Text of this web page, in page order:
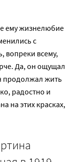
ему жизнелюбие
с
вопреки всему,
Да, он ощущал
продолжал жить
радостно и
на этих красках,